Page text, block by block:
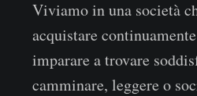
Viviamo in una società
acquistare
imparare a trovare
camminare, leggere o